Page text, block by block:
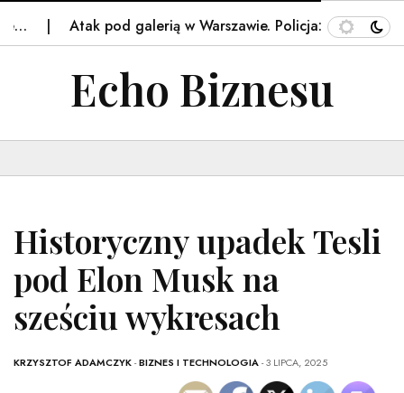
Atak pod galerią w Warszawie. Policja: Sprawca nie…
Echo Biznesu
Historyczny upadek Tesli
pod Elon Musk na
sześciu wykresach
KRZYSZTOF ADAMCZYK-BIZNES I TECHNOLOGIA- 3 LIPCA, 2025